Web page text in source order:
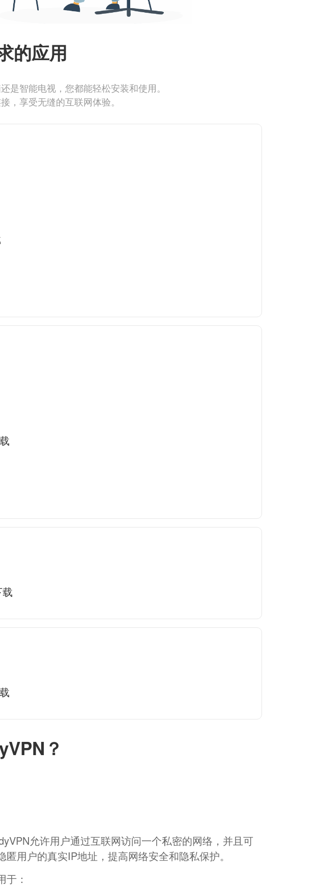
？
允许用户通过互联网访问一个私密的网络，并且可
匿用户的真实IP地址，提高网络安全和隐私保护。
于：
的应用
是智能电视，您都能轻松安装和使用。
，享受无缝的互联网体验。